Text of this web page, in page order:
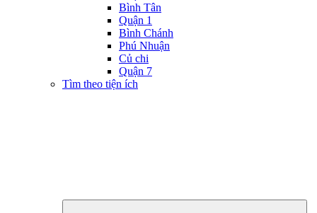
Bình Tân
Quận 1
Bình Chánh
Phú Nhuận
Củ chi
Quận 7
Tìm theo tiện ích